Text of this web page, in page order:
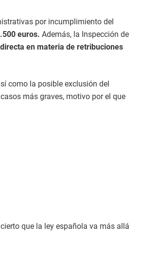
por incumplimiento del
euros. Además, la Inspección de
en materia de retribuciones
como la posible exclusión del
más graves, motivo por el que
que la ley española va más allá